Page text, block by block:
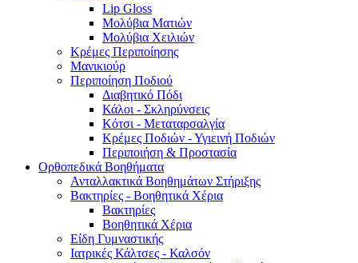
Lip Gloss
Μολύβια Ματιών
Μολύβια Χειλιών
Κρέμες Περιποίησης
Μανικιούρ
Περιποίηση Ποδιού
Διαβητικό Πόδι
Κάλοι - Σκληρύνσεις
Κότσι - Μεταταρσαλγία
Κρέμες Ποδιών - Υγιεινή Ποδιών
Περιποιήση & Προστασία
Ορθοπεδικά Βοηθήματα
Ανταλλακτικά Βοηθημάτων Στήριξης
Βακτηρίες - Βοηθητικά Χέρια
Βακτηρίες
Βοηθητικά Χέρια
Είδη Γυμναστικής
Ιατρικές Κάλτσες - Καλσόν